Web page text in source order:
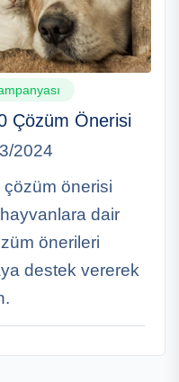
Çözüm Önerisi
2024
çözüm önerisi
dair
önerileri
destek vererek